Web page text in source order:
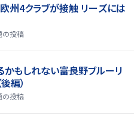
州4クラブが接触 リーズには
の投稿
もしれない――富良野ブルーリ
編）
の投稿